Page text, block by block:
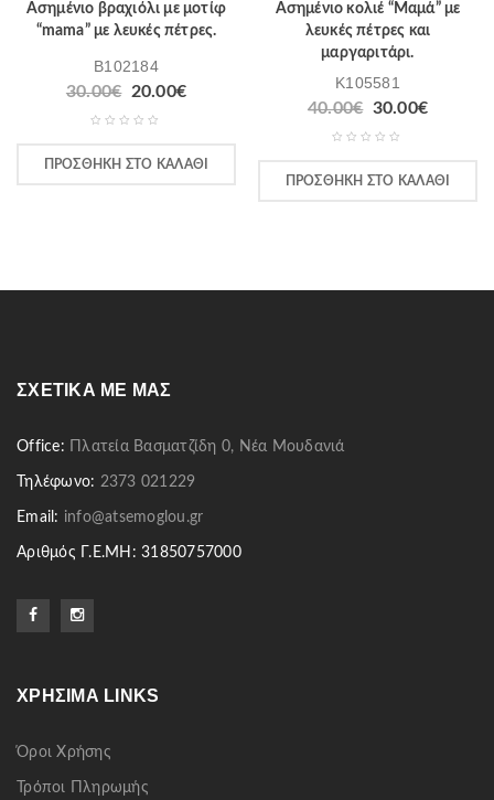
Ασημένιο βραχιόλι με μοτίφ
“mama” με λευκές πέτρες.
B102184
30.00€ 20.00€
ΠΡΟΣΘΉΚΗ ΣΤΟ ΚΑΛΆΘΙ
Ασημένιο κολιέ “Μαμά” με
λευκές πέτρες και
μαργαριτάρι.
K105581
40.00€ 30.00€
ΠΡΟΣΘΉΚΗ ΣΤΟ ΚΑΛΆΘΙ
ΣΧΕΤΙΚΆ ΜΕ ΜΑΣ
Office: Πλατεία Βασματζίδη 0, Νέα Μουδανιά
Τηλέφωνο: 2373 021229
Email: info@atsemoglou.gr
Αριθμός Γ.Ε.ΜΗ: 31850757000
ΧΡΉΣΙΜΑ LINKS
Όροι Χρήσης
Τρόποι Πληρωμής